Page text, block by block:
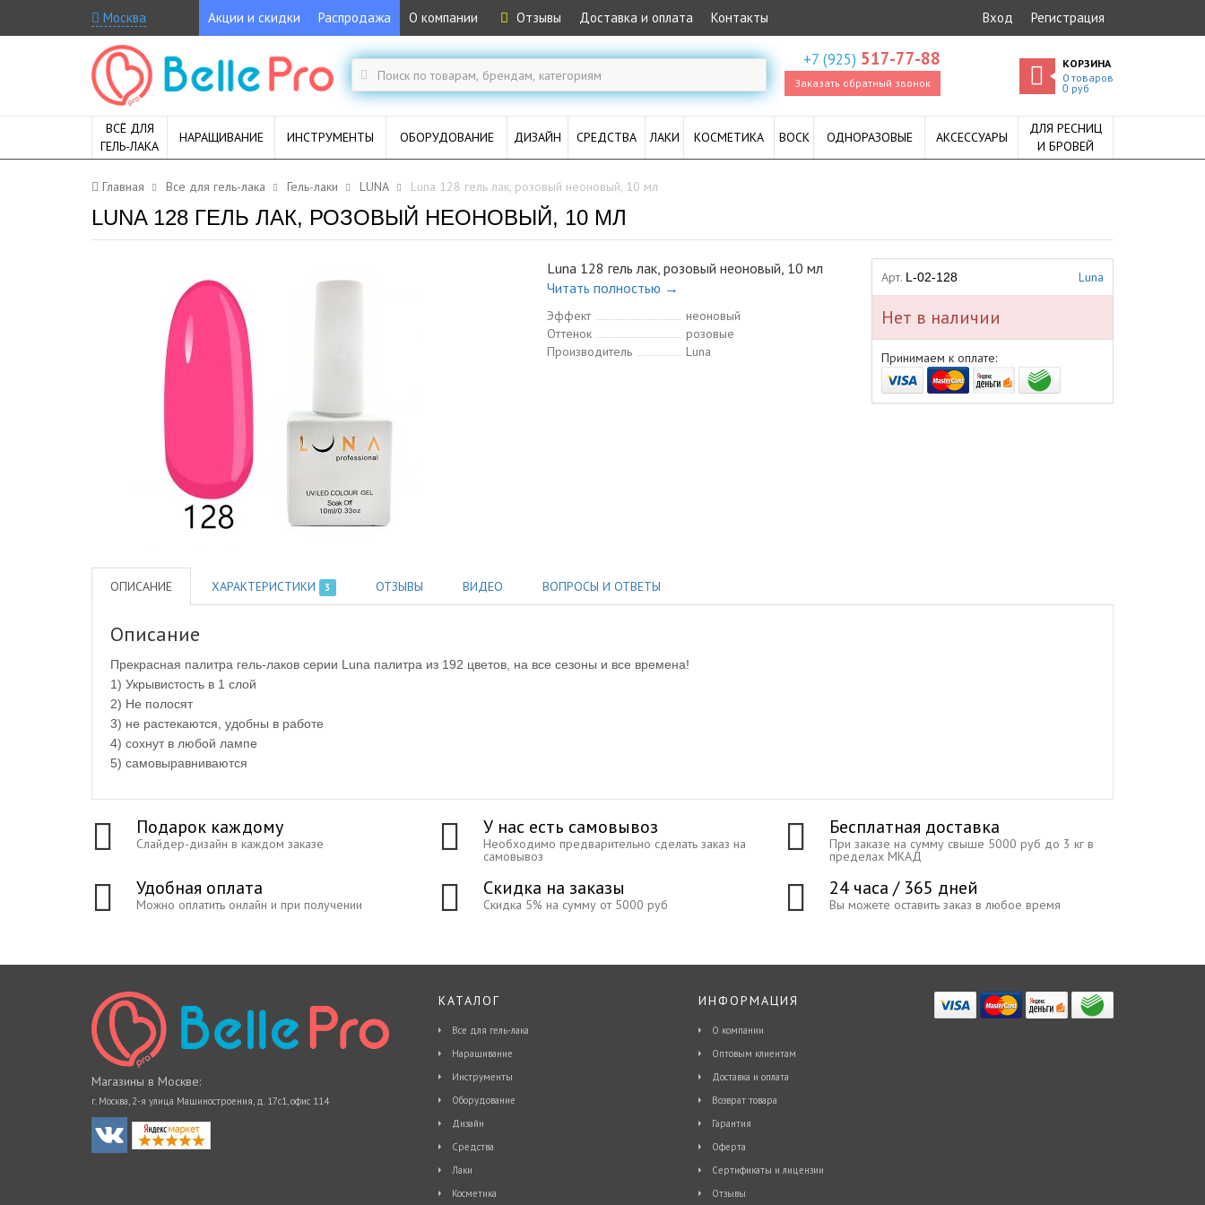
Москва Акции и скидки Распродажа О компании Отзывы Доставка и оплата Контакты Вход Регистрация
+7 (925) 517-77-88
Заказать обратный звонок
КОРЗИНА
0 товаров
0руб
ВСЁ ДЛЯ
ГЕЛЬ-ЛАКА
НАРАЩИВАНИЕ ИНСТРУМЕНТЫ ОБОРУДОВАНИЕ ДИЗАЙН СРЕДСТВА ЛАКИ КОСМЕТИКА ВОСК ОДНОРАЗОВЫЕ АКСЕССУАРЫ
ДЛЯ РЕСНИЦ
И БРОВЕЙ
Главная Все для гель-лака Гель-лаки LUNA Luna 128 гель лак, розовый неоновый, 10 мл
LUNA 128 ГЕЛЬ ЛАК, РОЗОВЫЙ НЕОНОВЫЙ, 10 МЛ
Luna 128 гель лак, розовый неоновый, 10 мл
Читать полностью →
Эффект
неоновый
Оттенок
розовые
Производитель
Luna
Арт. L-02-128 Luna
Нет в наличии
Принимаем к оплате:
ОПИСАНИЕ ХАРАКТЕРИСТИКИ 3 ОТЗЫВЫ ВИДЕО ВОПРОСЫ И ОТВЕТЫ
Описание
Прекрасная палитра гель-лаков серии Luna палитра из 192 цветов, на все сезоны и все времена!
1) Укрывистость в 1 слой
2) Не полосят
3) не растекаются, удобны в работе
4) сохнут в любой лампе
5) самовыравниваются
Подарок каждому
Слайдер-дизайн в каждом заказе
У нас есть самовывоз
Необходимо предварительно сделать заказ на
самовывоз
Бесплатная доставка
При заказе на сумму свыше 5000 руб до 3 кг в
пределах МКАД
Удобная оплата
Можно оплатить онлайн и при получении
Скидка на заказы
Скидка 5% на сумму от 5000 руб
24 часа / 365 дней
Вы можете оставить заказ в любое время
Магазины в Москве:
г. Москва, 2-я улица Машиностроения, д. 17с1, офис 114
КАТАЛОГ
Все для гель-лака
Наращивание
Инструменты
Оборудование
Дизайн
Средства
Лаки
Косметика
ИНФОРМАЦИЯ
О компании
Оптовым клиентам
Доставка и оплата
Возврат товара
Гарантия
Оферта
Сертификаты и лицензии
Отзывы